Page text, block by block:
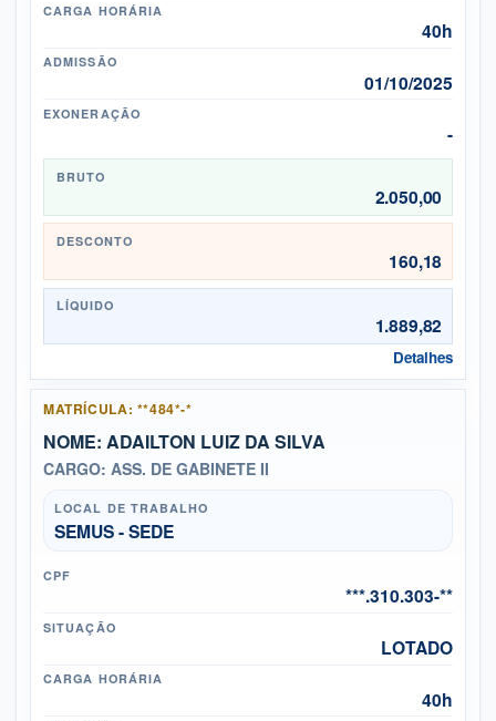
CARGA HORÁRIA
40h
ADMISSÃO
01/10/2025
EXONERAÇÃO
-
BRUTO
2.050,00
DESCONTO
160,18
LÍQUIDO
1.889,82
Detalhes
MATRÍCULA: **484*-*
NOME: ADAILTON LUIZ DA SILVA
CARGO: ASS. DE GABINETE II
LOCAL DE TRABALHO
SEMUS - SEDE
CPF
***.310.303-**
SITUAÇÃO
LOTADO
CARGA HORÁRIA
40h